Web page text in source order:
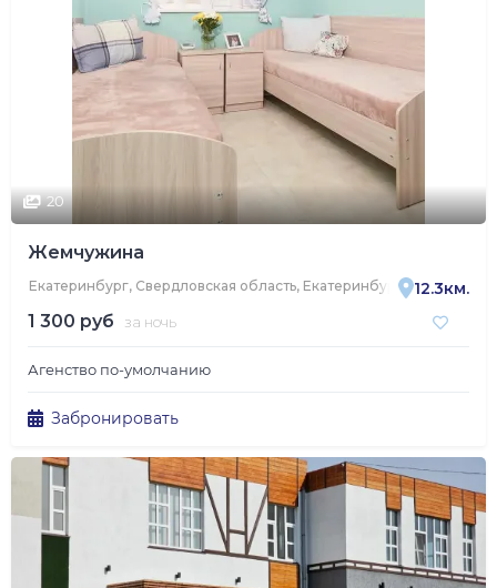
20
Жемчужина
Екатеринбург, Свердловская область, Екатеринбург, улица
12.3км.
1 300 руб за ночь
Агенство по-умолчанию
Забронировать